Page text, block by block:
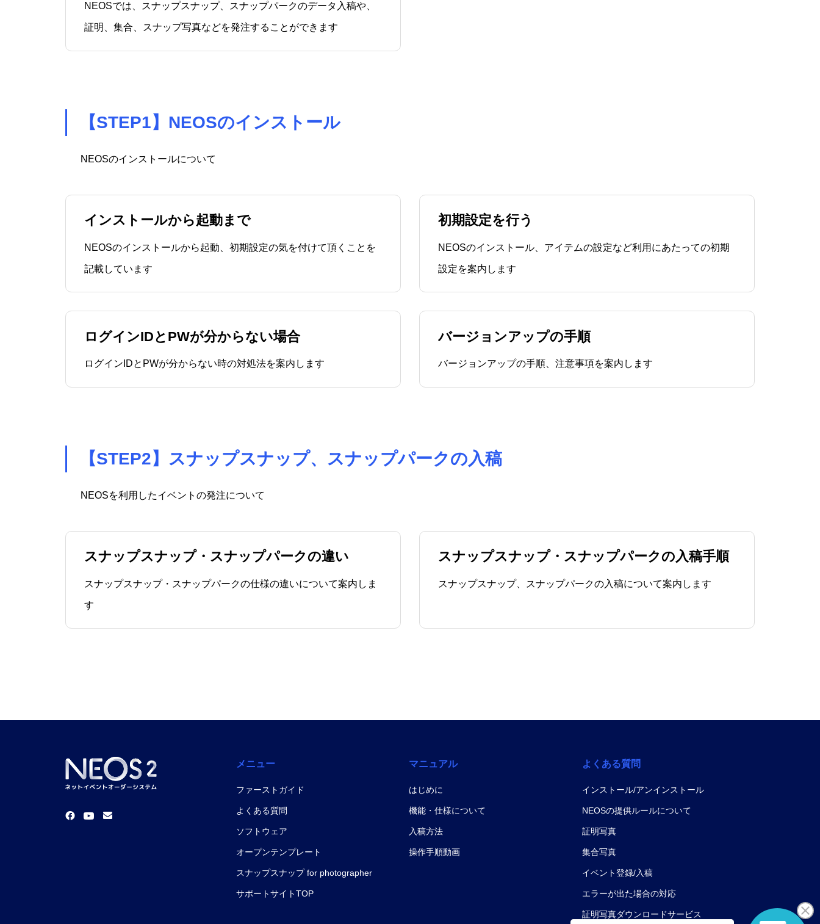
NEOSでは、スナップスナップ、スナップパークのデータ入稿や、
証明、集合、スナップ写真などを発注することができます
【STEP1】NEOSのインストール
NEOSのインストールについて
インストールから起動まで
NEOSのインストールから起動、初期設定の気を付けて頂くことを
記載しています
初期設定を行う
NEOSのインストール、アイテムの設定など利用にあたっての初期
設定を案内します
ログインIDとPWが分からない場合
ログインIDとPWが分からない時の対処法を案内します
バージョンアップの手順
バージョンアップの手順、注意事項を案内します
【STEP2】スナップスナップ、スナップパークの入稿
NEOSを利用したイベントの発注について
スナップスナップ・スナップパークの違い
スナップスナップ・スナップパークの仕様の違いについて案内しま
す
スナップスナップ・スナップパークの入稿手順
スナップスナップ、スナップパークの入稿について案内します
メニュー
ファーストガイド
よくある質問
ソフトウェア
オープンテンプレート
スナップスナップ for photographer
サポートサイトTOP
マニュアル
はじめに
機能・仕様について
入稿方法
操作手順動画
よくある質問
インストール/アンインストール
NEOSの提供ルールについて
証明写真
集合写真
イベント登録/入稿
エラーが出た場合の対応
証明写真ダウンロードサービス